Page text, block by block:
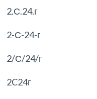
2.С.24.г
2-С-24-г
2/С/24/г
2C24г